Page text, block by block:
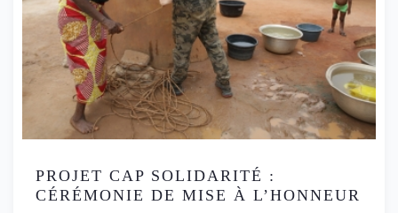
PROJET CAP SOLIDARITÉ :
CÉRÉMONIE DE MISE À L’HONNEUR